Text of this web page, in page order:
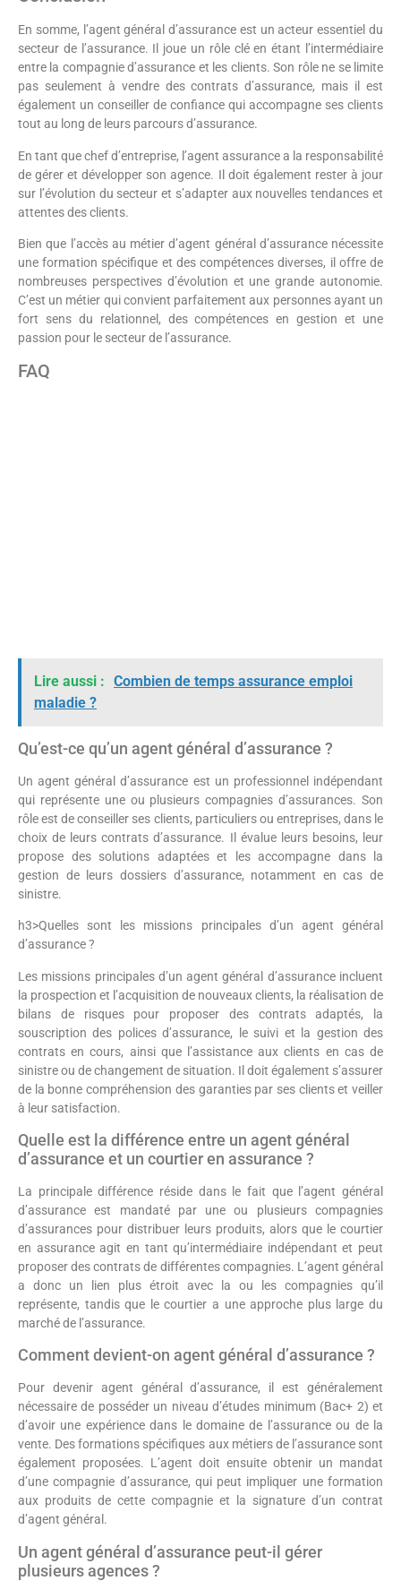
En somme, l’agent général d’assurance est un acteur essentiel du
secteur de l’assurance. Il joue un rôle clé en étant l’intermédiaire
entre la compagnie d’assurance et les clients. Son rôle ne se limite
pas seulement à vendre des contrats d’assurance, mais il est
également un conseiller de confiance qui accompagne ses clients
tout au long de leurs parcours d’assurance.
En tant que chef d’entreprise, l’agent assurance a la responsabilité
de gérer et développer son agence. Il doit également rester à jour
sur l’évolution du secteur et s’adapter aux nouvelles tendances et
attentes des clients.
Bien que l’accès au métier d’agent général d’assurance nécessite
une formation spécifique et des compétences diverses, il offre de
nombreuses perspectives d’évolution et une grande autonomie.
C’est un métier qui convient parfaitement aux personnes ayant un
fort sens du relationnel, des compétences en gestion et une
passion pour le secteur de l’assurance.
FAQ
Lire aussi : Combien de temps assurance emploi
maladie ?
Qu’est-ce qu’un agent général d’assurance ?
Un agent général d’assurance est un professionnel indépendant
qui représente une ou plusieurs compagnies d’assurances. Son
rôle est de conseiller ses clients, particuliers ou entreprises, dans le
choix de leurs contrats d’assurance. Il évalue leurs besoins, leur
propose des solutions adaptées et les accompagne dans la
gestion de leurs dossiers d’assurance, notamment en cas de
sinistre.
h3>Quelles sont les missions principales d’un agent général
d’assurance ?
Les missions principales d’un agent général d’assurance incluent
la prospection et l’acquisition de nouveaux clients, la réalisation de
bilans de risques pour proposer des contrats adaptés, la
souscription des polices d’assurance, le suivi et la gestion des
contrats en cours, ainsi que l’assistance aux clients en cas de
sinistre ou de changement de situation. Il doit également s’assurer
de la bonne compréhension des garanties par ses clients et veiller
à leur satisfaction.
Quelle est la différence entre un agent général
d’assurance et un courtier en assurance ?
La principale différence réside dans le fait que l’agent général
d’assurance est mandaté par une ou plusieurs compagnies
d’assurances pour distribuer leurs produits, alors que le courtier
en assurance agit en tant qu’intermédiaire indépendant et peut
proposer des contrats de différentes compagnies. L’agent général
a donc un lien plus étroit avec la ou les compagnies qu’il
représente, tandis que le courtier a une approche plus large du
marché de l’assurance.
Comment devient-on agent général d’assurance ?
Pour devenir agent général d’assurance, il est généralement
nécessaire de posséder un niveau d’études minimum (Bac+ 2) et
d’avoir une expérience dans le domaine de l’assurance ou de la
vente. Des formations spécifiques aux métiers de l’assurance sont
également proposées. L’agent doit ensuite obtenir un mandat
d’une compagnie d’assurance, qui peut impliquer une formation
aux produits de cette compagnie et la signature d’un contrat
d’agent général.
Un agent général d’assurance peut-il gérer
plusieurs agences ?